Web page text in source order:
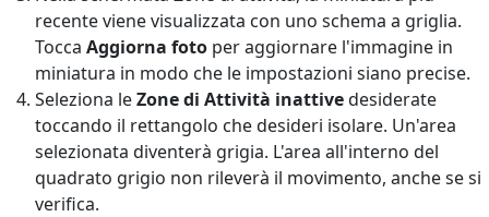
recente viene visualizzata con uno schema a griglia.
Tocca Aggiorna foto per aggiornare l'immagine in
miniatura in modo che le impostazioni siano precise.
Seleziona leZone di Attività inattivedesiderate
toccando il rettangolo che desideri isolare. Un'area
selezionata diventerà grigia. L'area all'interno del
quadrato grigio non rileverà il movimento, anche se si
verifica.